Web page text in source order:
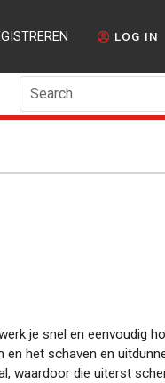
LOG IN
Search
je snel en eenvoudig
het schaven en
waardoor die uiterst